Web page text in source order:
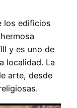
los edificios
y es uno de
localidad. La
arte, desde